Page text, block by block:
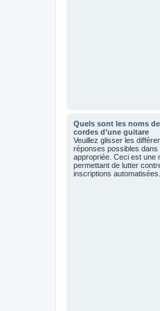
Quels sont les noms
cordes d’une guitare
Veuillez glisser les
réponses possibles dans
appropriée. Ceci est une
permettant de lutter
inscriptions automatisées.